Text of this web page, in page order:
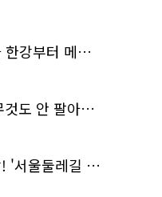
주황색 리본 따라 한강부터 메타세쿼이아 숲길까지…서울둘레길 15코스
"편의점인데 아무것도 안 팔아요" 서울에서 가장 특별한 편의점의 정체
이것이 천연 냉방! '서울둘레길 9코스'로 숲속 피서 떠나볼까